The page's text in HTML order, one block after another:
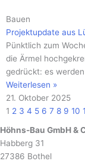
Bauen
Projektupdate aus
Pünktlich zum
die Ärmel
gedrückt: es
Weiterlesen »
21. Oktober 2025
1 2 3 4 5 6 7 8 9 10
Höhns-Bau GmbH &
Habberg 31
27386 Bothel